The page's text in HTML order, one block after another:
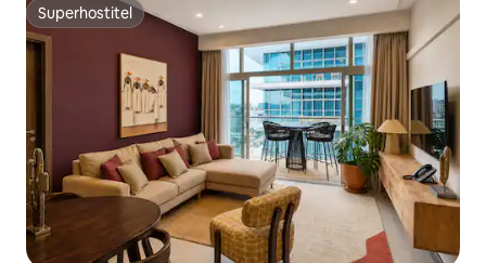
Superhostiteľ
Superhostiteľ